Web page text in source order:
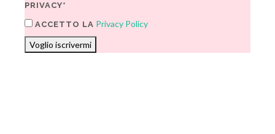
PRIVACY*
ACCETTO LA Privacy Policy
Voglio iscrivermi